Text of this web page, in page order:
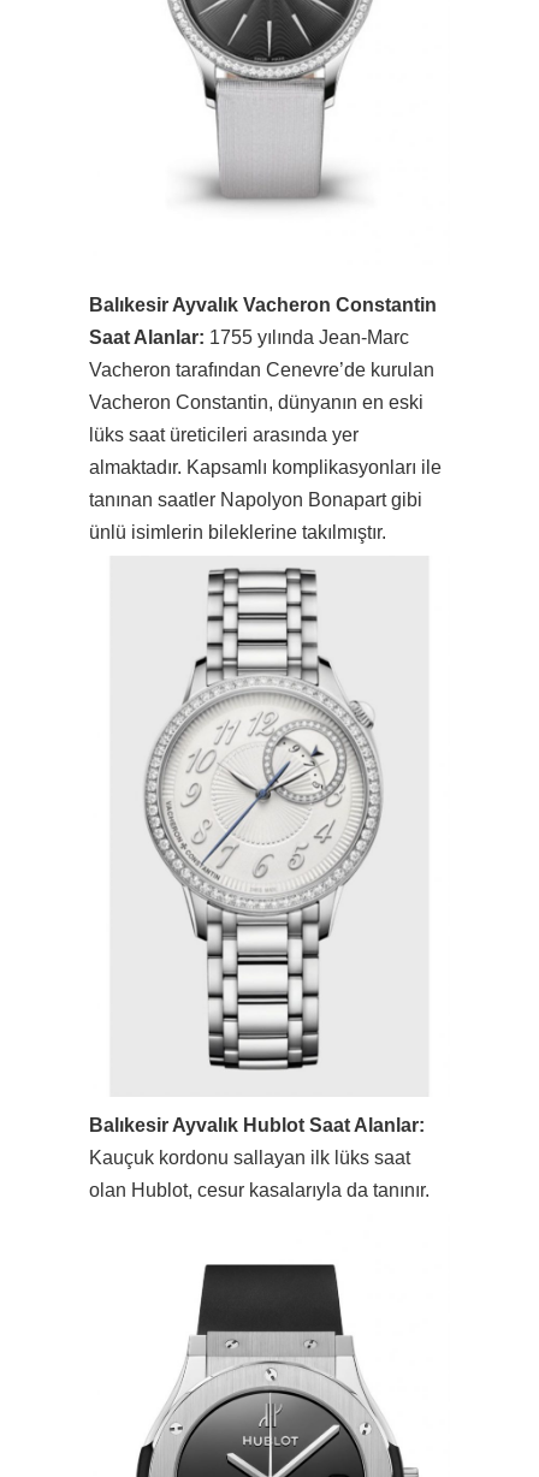
Balıkesir Ayvalık Vacheron Constantin
Saat Alanlar: 1755 yılında Jean-Marc
Vacheron tarafından Cenevre’de kurulan
Vacheron Constantin, dünyanın en eski
lüks saat üreticileri arasında yer
almaktadır. Kapsamlı komplikasyonları ile
tanınan saatler Napolyon Bonapart gibi
ünlü isimlerin bileklerine takılmıştır.
Balıkesir Ayvalık Hublot Saat Alanlar:
Kauçuk kordonu sallayan ilk lüks saat
olan Hublot, cesur kasalarıyla da tanınır.